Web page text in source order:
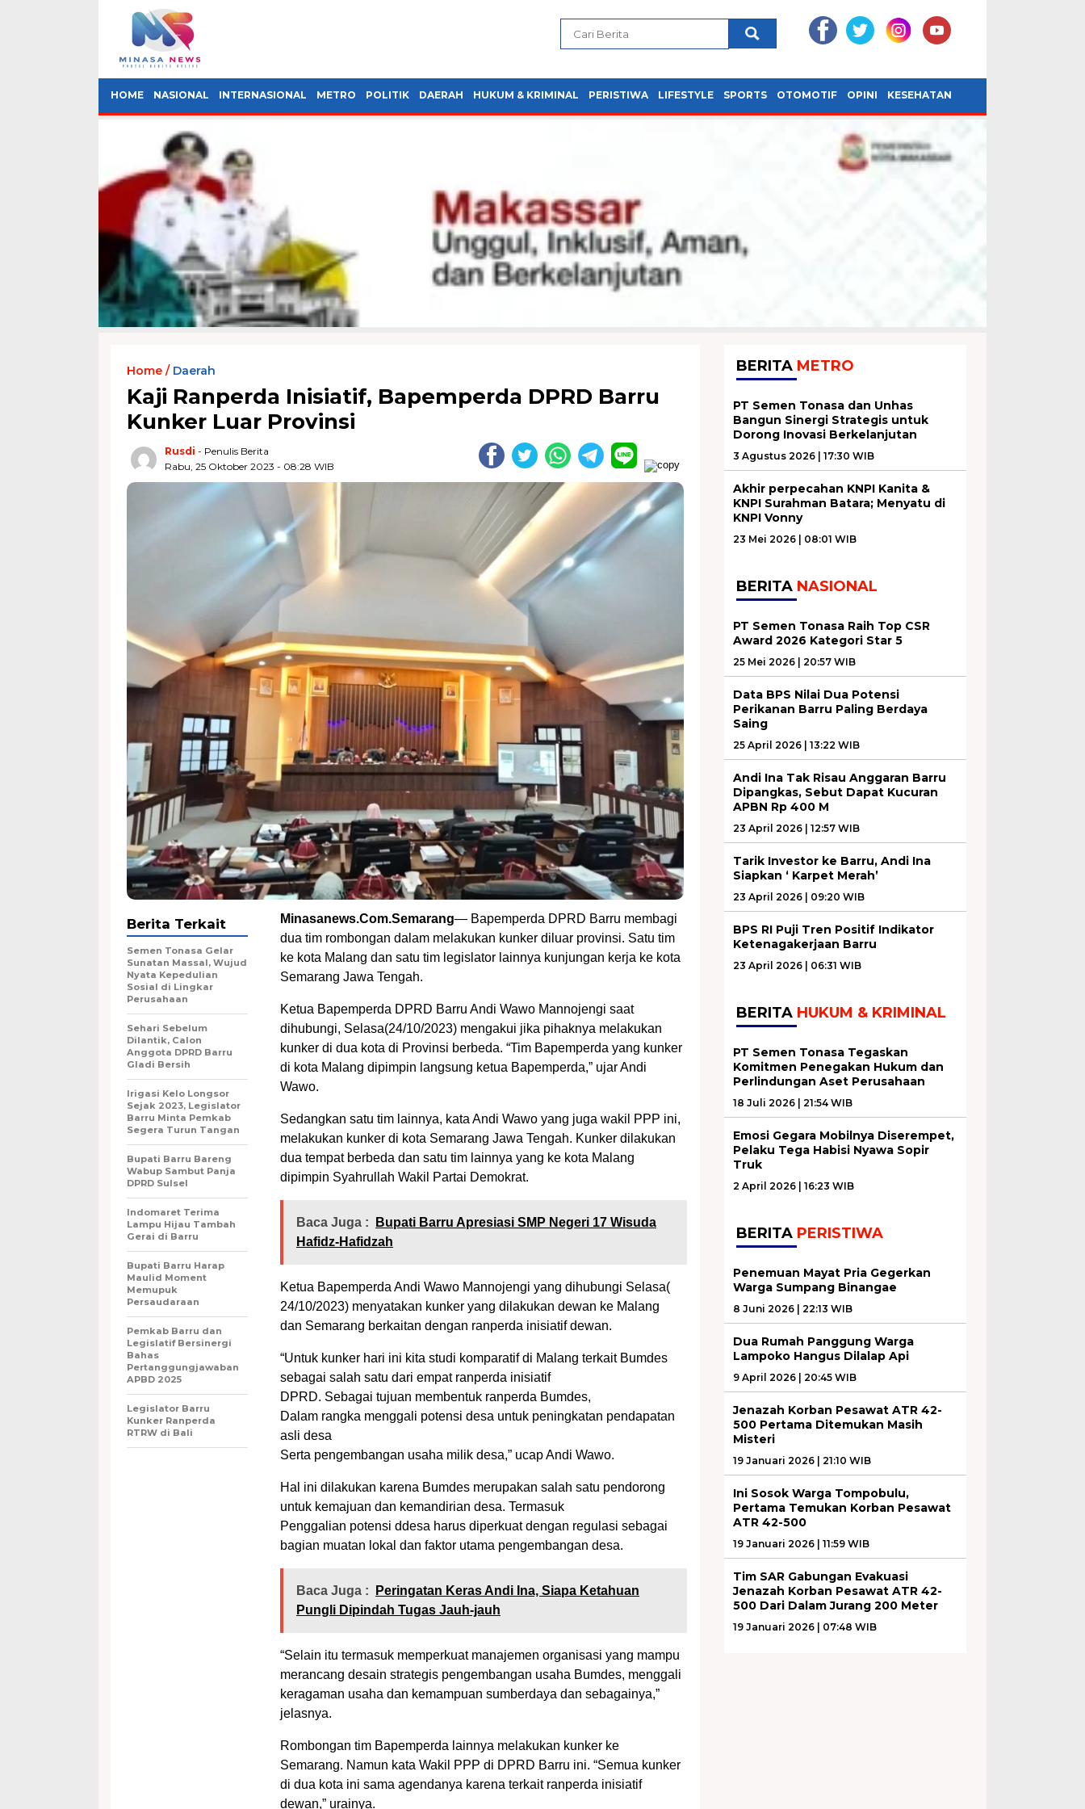
HOME NASIONAL INTERNASIONAL METRO POLITIK DAERAH HUKUM & KRIMINAL PERISTIWA LIFESTYLE SPORTS OTOMOTIF OPINI KESEHATAN
Home / Daerah
Kaji Ranperda Inisiatif, Bapemperda DPRD Barru
Kunker Luar Provinsi
Rusdi - Penulis Berita
Rabu, 25 Oktober 2023 - 08:28 WIB
Minasanews.Com.Semarang— Bapemperda DPRD Barru membagi
dua tim rombongan dalam melakukan kunker diluar provinsi. Satu tim
ke kota Malang dan satu tim legislator lainnya kunjungan kerja ke kota
Semarang Jawa Tengah.
Ketua Bapemperda DPRD Barru Andi Wawo Mannojengi saat
dihubungi, Selasa(24/10/2023) mengakui jika pihaknya melakukan
kunker di dua kota di Provinsi berbeda. “Tim Bapemperda yang kunker
di kota Malang dipimpin langsung ketua Bapemperda,” ujar Andi
Wawo.
Sedangkan satu tim lainnya, kata Andi Wawo yang juga wakil PPP ini,
melakukan kunker di kota Semarang Jawa Tengah. Kunker dilakukan
dua tempat berbeda dan satu tim lainnya yang ke kota Malang
dipimpin Syahrullah Wakil Partai Demokrat.
Baca Juga :
Bupati Barru Apresiasi SMP Negeri 17 Wisuda
Hafidz-Hafidzah
Ketua Bapemperda Andi Wawo Mannojengi yang dihubungi Selasa(
24/10/2023) menyatakan kunker yang dilakukan dewan ke Malang
dan Semarang berkaitan dengan ranperda inisiatif dewan.
“Untuk kunker hari ini kita studi komparatif di Malang terkait Bumdes
sebagai salah satu dari empat ranperda inisiatif
DPRD. Sebagai tujuan membentuk ranperda Bumdes,
Dalam rangka menggali potensi desa untuk peningkatan pendapatan
asli desa
Serta pengembangan usaha milik desa,” ucap Andi Wawo.
Hal ini dilakukan karena Bumdes merupakan salah satu pendorong
untuk kemajuan dan kemandirian desa. Termasuk
Penggalian potensi ddesa harus diperkuat dengan regulasi sebagai
bagian muatan lokal dan faktor utama pengembangan desa.
Baca Juga :
Peringatan Keras Andi Ina, Siapa Ketahuan
Pungli Dipindah Tugas Jauh-jauh
“Selain itu termasuk memperkuat manajemen organisasi yang mampu
merancang desain strategis pengembangan usaha Bumdes, menggali
keragaman usaha dan kemampuan sumberdaya dan sebagainya,”
jelasnya.
Rombongan tim Bapemperda lainnya melakukan kunker ke
Semarang. Namun kata Wakil PPP di DPRD Barru ini. “Semua kunker
di dua kota ini sama agendanya karena terkait ranperda inisiatif
dewan,” urainya.
Berita Terkait
Semen Tonasa Gelar
Sunatan Massal, Wujud
Nyata Kepedulian
Sosial di Lingkar
Perusahaan
Sehari Sebelum
Dilantik, Calon
Anggota DPRD Barru
Gladi Bersih
Irigasi Kelo Longsor
Sejak 2023, Legislator
Barru Minta Pemkab
Segera Turun Tangan
Bupati Barru Bareng
Wabup Sambut Panja
DPRD Sulsel
Indomaret Terima
Lampu Hijau Tambah
Gerai di Barru
Bupati Barru Harap
Maulid Moment
Memupuk
Persaudaraan
Pemkab Barru dan
Legislatif Bersinergi
Bahas
Pertanggungjawaban
APBD 2025
Legislator Barru
Kunker Ranperda
RTRW di Bali
BERITA METRO
PT Semen Tonasa dan Unhas
Bangun Sinergi Strategis untuk
Dorong Inovasi Berkelanjutan
3 Agustus 2026 | 17:30 WIB
Akhir perpecahan KNPI Kanita &
KNPI Surahman Batara; Menyatu di
KNPI Vonny
23 Mei 2026 | 08:01 WIB
BERITA NASIONAL
PT Semen Tonasa Raih Top CSR
Award 2026 Kategori Star 5
25 Mei 2026 | 20:57 WIB
Data BPS Nilai Dua Potensi
Perikanan Barru Paling Berdaya
Saing
25 April 2026 | 13:22 WIB
Andi Ina Tak Risau Anggaran Barru
Dipangkas, Sebut Dapat Kucuran
APBN Rp 400 M
23 April 2026 | 12:57 WIB
Tarik Investor ke Barru, Andi Ina
Siapkan ‘ Karpet Merah’
23 April 2026 | 09:20 WIB
BPS RI Puji Tren Positif Indikator
Ketenagakerjaan Barru
23 April 2026 | 06:31 WIB
BERITA HUKUM & KRIMINAL
PT Semen Tonasa Tegaskan
Komitmen Penegakan Hukum dan
Perlindungan Aset Perusahaan
18 Juli 2026 | 21:54 WIB
Emosi Gegara Mobilnya Diserempet,
Pelaku Tega Habisi Nyawa Sopir
Truk
2 April 2026 | 16:23 WIB
BERITA PERISTIWA
Penemuan Mayat Pria Gegerkan
Warga Sumpang Binangae
8 Juni 2026 | 22:13 WIB
Dua Rumah Panggung Warga
Lampoko Hangus Dilalap Api
9 April 2026 | 20:45 WIB
Jenazah Korban Pesawat ATR 42-
500 Pertama Ditemukan Masih
Misteri
19 Januari 2026 | 21:10 WIB
Ini Sosok Warga Tompobulu,
Pertama Temukan Korban Pesawat
ATR 42-500
19 Januari 2026 | 11:59 WIB
Tim SAR Gabungan Evakuasi
Jenazah Korban Pesawat ATR 42-
500 Dari Dalam Jurang 200 Meter
19 Januari 2026 | 07:48 WIB